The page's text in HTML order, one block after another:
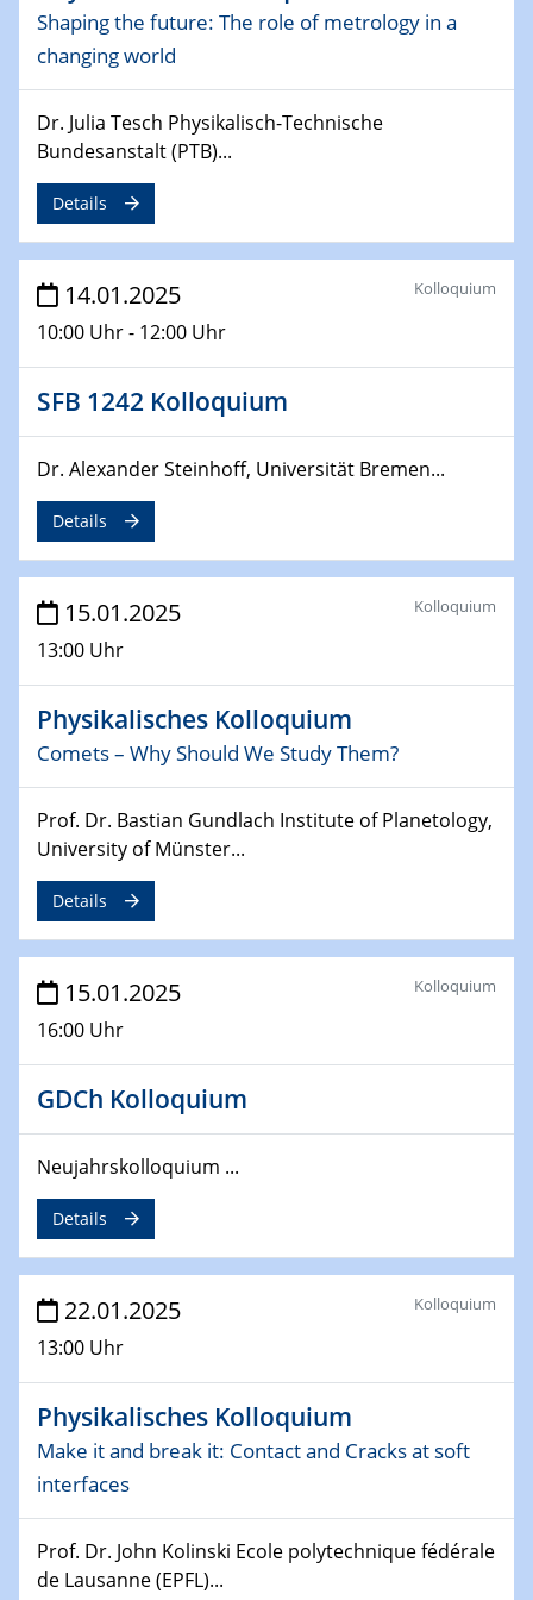
06.02.2025
Sfb-trr247-all Seminar
10.02.2025 - 11.02.2025
Sfb-trr247-all Workshop
UnOCat
11.02.2025
SFB/TRR 270 Kolloquium
11.02.2025
Social Hour
11.02.2025
Natural Water to H2
12.02.2025 - 14.02.2025
Sfb-trr247-all Annual Meeting
24.02.2025
CENIDE-BGU Seminar
WIN & CENIDE Seminar Series on 2D-
MATURE
27.02.2025
Sfb-trr247-all Seminar
18.03.2025 - 19.03.2025
Kooperationsseminar
Elektrolyse/Brennstoffzelle
21.03.2025
EIC Pathfinder
26.03.2025 - 28.03.2025
2nd ACAMEC 2025
Conversion
27.03.2025
WIN & CENIDE Seminar Series on 2D-
MATURE
27.03.2025
CENIDE-BGU Seminar
01.04.2025
Colloquia Series on Sustainable Metallurgy
Towards more sustainable uses of rare earth elements
- from an inorganic and biological perspective
Shaping the future: The role of metrology in a
changing world
Dr. Julia Tesch Physikalisch-Technische
Bundesanstalt (PTB)...
Details
14.01.2025
10:00 Uhr - 12:00 Uhr
Kolloquium
SFB 1242 Kolloquium
Dr. Alexander Steinhoff, Universität Bremen...
Details
15.01.2025
13:00 Uhr
Kolloquium
Physikalisches Kolloquium
Comets – Why Should We Study Them?
Prof. Dr. Bastian Gundlach Institute of Planetology,
University of Münster...
Details
15.01.2025
16:00 Uhr
Kolloquium
GDCh Kolloquium
Neujahrskolloquium ...
Details
22.01.2025
13:00 Uhr
Kolloquium
Physikalisches Kolloquium
Make it and break it: Contact and Cracks at soft
interfaces
Prof. Dr. John Kolinski Ecole polytechnique fédérale
de Lausanne (EPFL)...